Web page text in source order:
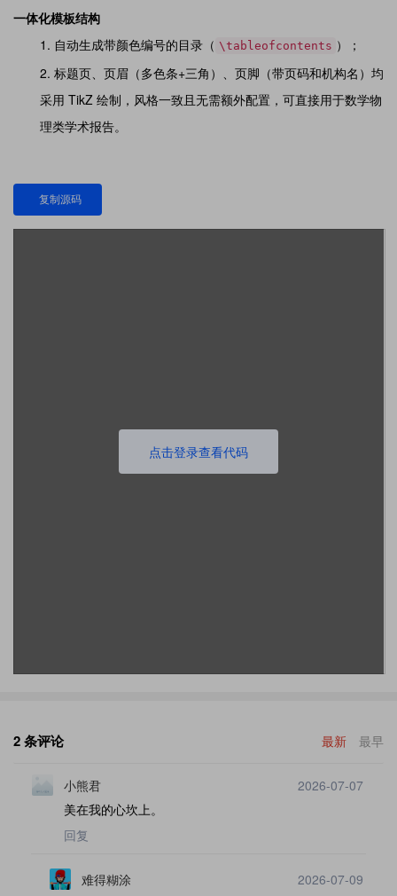
一体化模板结构
自动生成带颜色编号的目录（ \tableofcontents ）；
标题页、页眉（多色条+三角）、页脚（带页码和机构名）均
采用 TikZ 绘制，风格一致且无需额外配置，可直接用于数学物
理类学术报告。
复制源码
点击登录查看代码
2 条评论 最新 最早
小熊君
2026-07-07
美在我的心坎上。
回复
难得糊涂
2026-07-09